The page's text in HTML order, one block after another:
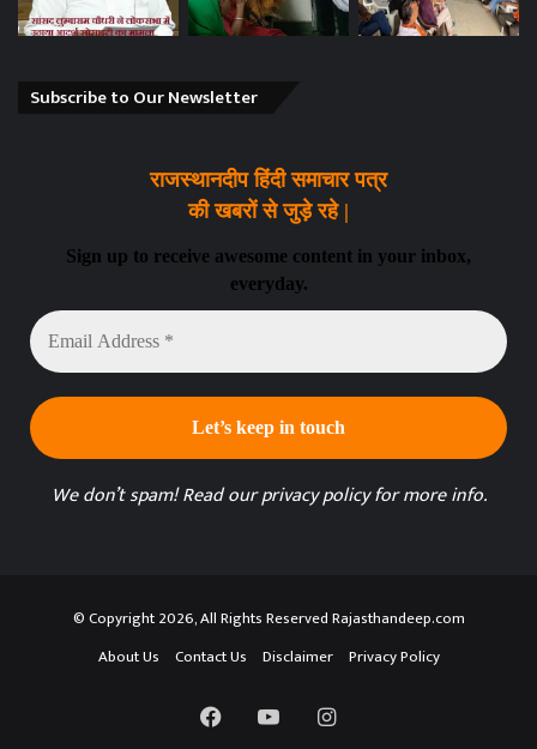
Subscribe to Our Newsletter
राजस्थानदीप हिंदी समाचार पत्र
की खबरों से जुड़े रहे |
Sign up to receive awesome content in your inbox,
everyday.
Email
Address
*
We don’t spam! Read ourprivacy policyfor more info.
© Copyright 2026, All Rights Reserved Rajasthandeep.com
About Us
Contact Us Disclaimer Privacy Policy
FacebookYouTubeInstagram